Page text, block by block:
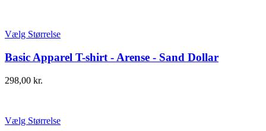
Vælg Størrelse
Basic Apparel T-shirt - Arense - Sand Dollar
298,00 kr.
Vælg Størrelse